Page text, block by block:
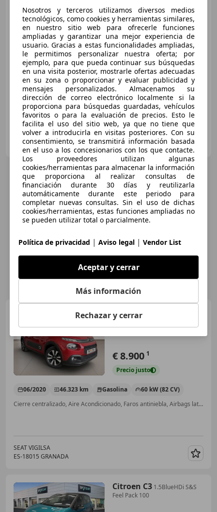
Tonic 68
€ 5.790 1
Preciojusto
06/2015 106.408 km Gasolina
50 kW (68 CV)
OCASIONPLUS GIRONA
ES-17458 Fornells de la Selva
82
€ 8.900 1
Precio justo
06/2020 46.323 km Gasolina
60 kW (82 CV)
Cierre centralizado, Aire Acondicionado, Faros antiniebla, Airbags laterales, Bluetooth, Isofix
SEAT VIGILSA
ES-18015 GRANADA
Citroen C3 1.5BlueHDi S&S
Feel Pack 100
Nosotros y terceros utilizamos diversos medios
tecnológicos, como cookies y herramientas similares,
en nuestro sitio web para ofrecerle funciones
ampliadas y garantizar una mejor experiencia de
usuario. Gracias a estas funcionalidades ampliadas,
le permitimos personalizar nuestra oferta; por
ejemplo, para que pueda continuar sus búsquedas
en una visita posterior, mostrarle ofertas adecuadas
en su zona o proporcionar y evaluar publicidad y
mensajes personalizados. Almacenamos su
dirección de correo electrónico localmente si la
proporciona para búsquedas guardadas, vehículos
favoritos o para la evaluación de precios. Esto le
facilita el uso del sitio web, ya que no tiene que
volver a introducirla en visitas posteriores. Con su
consentimiento, se transmitirá información basada
en el uso a los concesionarios con los que contacte.
Los proveedores utilizan algunas
cookies/herramientas para almacenar la información
que proporciona al realizar consultas de
financiación durante 30 días y reutilizarla
automáticamente durante este periodo para
completar nuevas consultas. Sin el uso de dichas
cookies/herramientas, estas funciones ampliadas no
se pueden utilizar total o parcialmente.
Política de privacidad | Aviso legal | Vendor List
Aceptar y cerrar
Más información
Rechazar y cerrar